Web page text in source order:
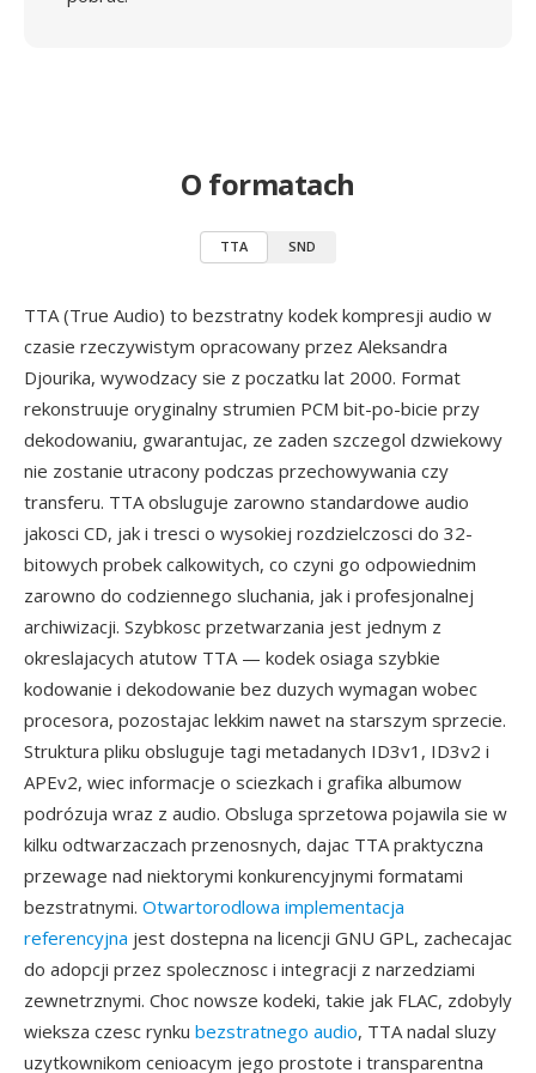
O formatach
TTA SND
TTA (True Audio) to bezstratny kodek kompresji audio w
czasie rzeczywistym opracowany przez Aleksandra
Djourika, wywodzacy sie z poczatku lat 2000. Format
rekonstruuje oryginalny strumien PCM bit-po-bicie przy
dekodowaniu, gwarantujac, ze zaden szczegol dzwiekowy
nie zostanie utracony podczas przechowywania czy
transferu. TTA obsluguje zarowno standardowe audio
jakosci CD, jak i tresci o wysokiej rozdzielczosci do 32-
bitowych probek calkowitych, co czyni go odpowiednim
zarowno do codziennego sluchania, jak i profesjonalnej
archiwizacji. Szybkosc przetwarzania jest jednym z
okreslajacych atutow TTA — kodek osiaga szybkie
kodowanie i dekodowanie bez duzych wymagan wobec
procesora, pozostajac lekkim nawet na starszym sprzecie.
Struktura pliku obsluguje tagi metadanych ID3v1, ID3v2 i
APEv2, wiec informacje o sciezkach i grafika albumow
podrózuja wraz z audio. Obsluga sprzetowa pojawila sie w
kilku odtwarzaczach przenosnych, dajac TTA praktyczna
przewage nad niektorymi konkurencyjnymi formatami
bezstratnymi. Otwartorodlowa implementacja
referencyjna jest dostepna na licencji GNU GPL, zachecajac
do adopcji przez spolecznosc i integracji z narzedziami
zewnetrznymi. Choc nowsze kodeki, takie jak FLAC, zdobyly
wieksza czesc rynku bezstratnego audio, TTA nadal sluzy
uzytkownikom cenioacym jego prostote i transparentna